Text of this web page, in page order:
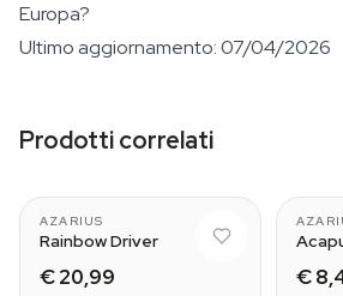
Europa?
Ultimo aggiornamento: 07/04/2026
Prodotti correlati
AZARIUS
Rainbow Driver
€ 20,99 €